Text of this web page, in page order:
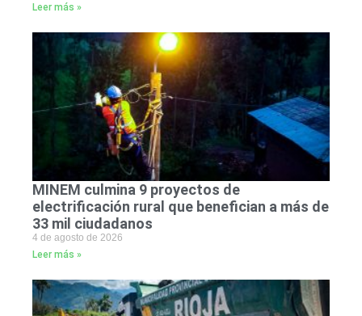
Leer más »
MINEM culmina 9 proyectos de
electrificación rural que benefician a más de
33 mil ciudadanos
4 de agosto de 2026
Leer más »